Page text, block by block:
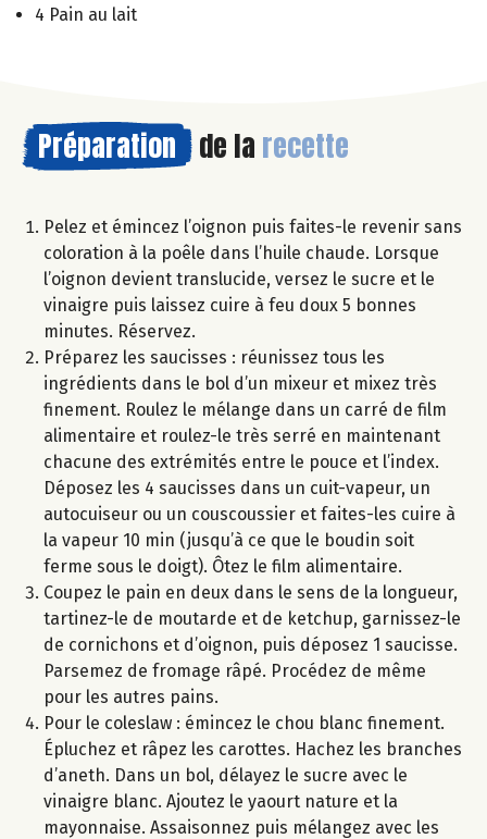
4 Pain au lait
Préparation de la recette
Pelez et émincez l’oignon puis faites-le revenir sans
coloration à la poêle dans l’huile chaude. Lorsque
l’oignon devient translucide, versez le sucre et le
vinaigre puis laissez cuire à feu doux 5 bonnes
minutes. Réservez.
Préparez les saucisses : réunissez tous les
ingrédients dans le bol d’un mixeur et mixez très
finement. Roulez le mélange dans un carré de film
alimentaire et roulez-le très serré en maintenant
chacune des extrémités entre le pouce et l’index.
Déposez les 4 saucisses dans un cuit-vapeur, un
autocuiseur ou un couscoussier et faites-les cuire à
la vapeur 10 min (jusqu’à ce que le boudin soit
ferme sous le doigt). Ôtez le film alimentaire.
Coupez le pain en deux dans le sens de la longueur,
tartinez-le de moutarde et de ketchup, garnissez-le
de cornichons et d’oignon, puis déposez 1 saucisse.
Parsemez de fromage râpé. Procédez de même
pour les autres pains.
Pour le coleslaw : émincez le chou blanc finement.
Épluchez et râpez les carottes. Hachez les branches
d’aneth. Dans un bol, délayez le sucre avec le
vinaigre blanc. Ajoutez le yaourt nature et la
mayonnaise. Assaisonnez puis mélangez avec les